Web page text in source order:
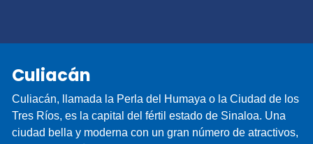
recopilan en el momento de la entrega y
y de vacaciones antes de que se de cuenta!
Culiacán
Culiacán, llamada la Perla del Humaya o la Ciudad de los
Tres Ríos, es la capital del fértil estado de Sinaloa. Una
ciudad bella y moderna con un gran número de atractivos,